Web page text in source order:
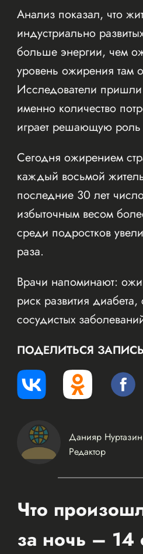
Анализ показал, что
индустриально
больше энергии, чем
уровень ожирения там
Исследователи
именно количество
играет решающую роль
Сегодня ожирением
каждый восьмой
последние 30 лет
избыточным весом
среди подростков
раза.
Врачи напоминают:
риск развития
сосудистых
ПОДЕЛИТЬСЯ
Данияр Нуртазин
Редактор
Что
за ночь – 14